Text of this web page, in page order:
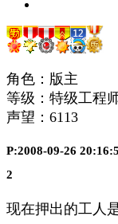
角色：版主
等级：特级工程
声望： 6113
P:2008-09-26
2
现在押出的工人